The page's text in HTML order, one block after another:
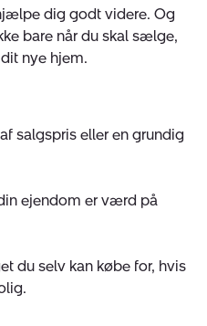
dig godt videre. Og
bare når du skal sælge,
nye hjem.
salgspris eller en grundig
ejendom er værd på
du selv kan købe for, hvis